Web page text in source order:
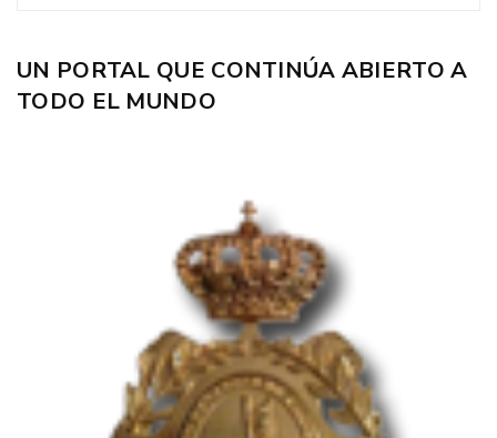
UN PORTAL QUE CONTINÚA ABIERTO A
TODO EL MUNDO